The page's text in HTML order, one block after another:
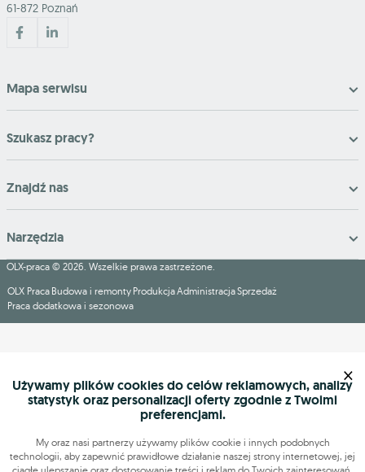
61-872 Poznań
Mapa serwisu
Szukasz pracy?
Znajdź nas
Narzędzia
OLX-praca © 2026. Wszelkie prawa zastrzeżone.
OLX Praca Budowa i remonty ProdukcjaAdministracjaSprzedaż
Praca dodatkowa i sezonowa
Używamy plików cookies do celów reklamowych, analizy
statystyk oraz personalizacji oferty zgodnie z Twoimi
preferencjami.
My oraz nasi partnerzy używamy plików cookie i innych podobnych
technologii, aby zapewnić prawidłowe działanie naszej strony internetowej, jej
×